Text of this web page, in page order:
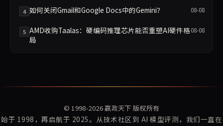
4 如何关闭Gmail和Google Docs中的Gemini？ 08-08
5 AMD收购Taalas：硬编码推理芯片能否重塑AI硬件格
局
08-08
© 1998-2026赢政天下 版权所有
始于 1998，再启航于 2025。从技术社区到 AI 模型评测，我们一直在